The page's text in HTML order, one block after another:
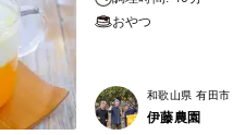
おやつ
和歌山県 有田市
伊藤農園